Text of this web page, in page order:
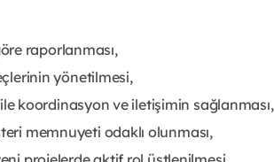
raporlanması,
yönetilmesi,
ile koordinasyon ve iletişimin sağlanması,
memnuyeti odaklı olunması,